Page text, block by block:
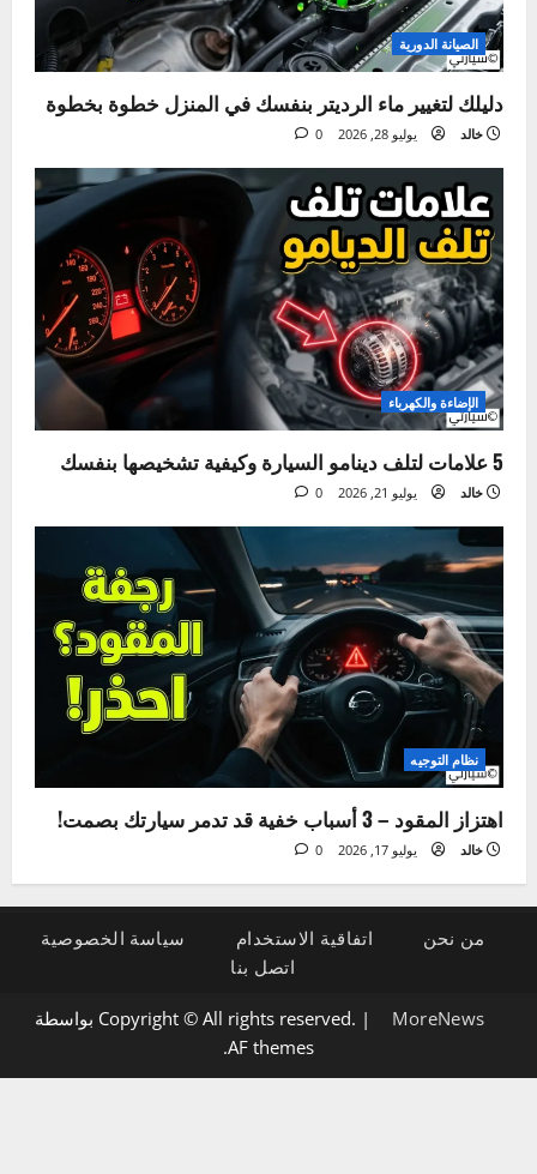
خالد أغسطس 4, 2026 0
الصيانة الدورية
دليلك لتغيير ماء الرديتر بنفسك في المنزل خطوة بخطوة
خالد يوليو 28, 2026 0
الإضاءة والكهرباء
خالد يوليو 21, 2026